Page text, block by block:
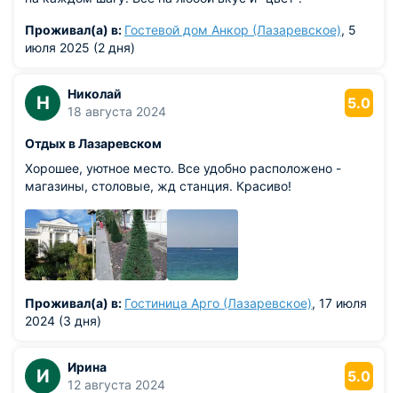
Проживал(а) в: Гостевой дом Анкор (Лазаревское), 5
июля 2025 (2 дня)
Н
Николай
18 августа 2024
5.0
Отдых в Лазаревском
Хорошее, уютное место. Все удобно расположено -
магазины, столовые, жд станция. Красиво!
Проживал(а) в: Гостиница Арго (Лазаревское), 17 июля
2024 (3 дня)
И
Ирина
12 августа 2024
5.0